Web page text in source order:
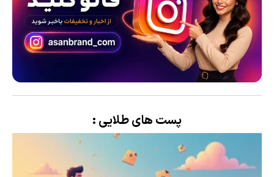
پست های طلایی :